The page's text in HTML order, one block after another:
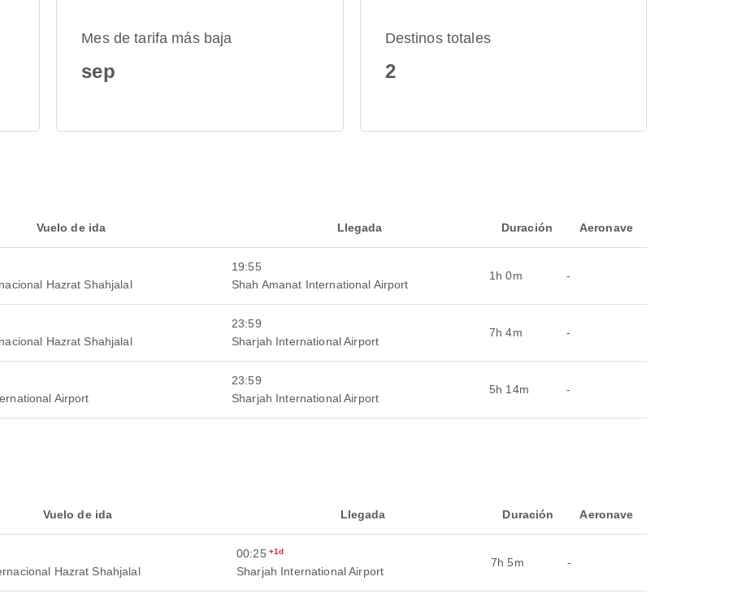
Mes de tarifa más baja
sep
Destinos totales
2
Vuelo de ida Llegada Duración Aeronave
Hazrat Shahjalal
19:55
Shah Amanat International Airport
1h 0m -
Hazrat Shahjalal
23:59
Sharjah International Airport
7h 4m -
Airport
23:59
Sharjah International Airport
5h 14m -
Vuelo de ida Llegada Duración Aeronave
Hazrat Shahjalal
00:25 +1d
Sharjah International Airport
7h 5m -